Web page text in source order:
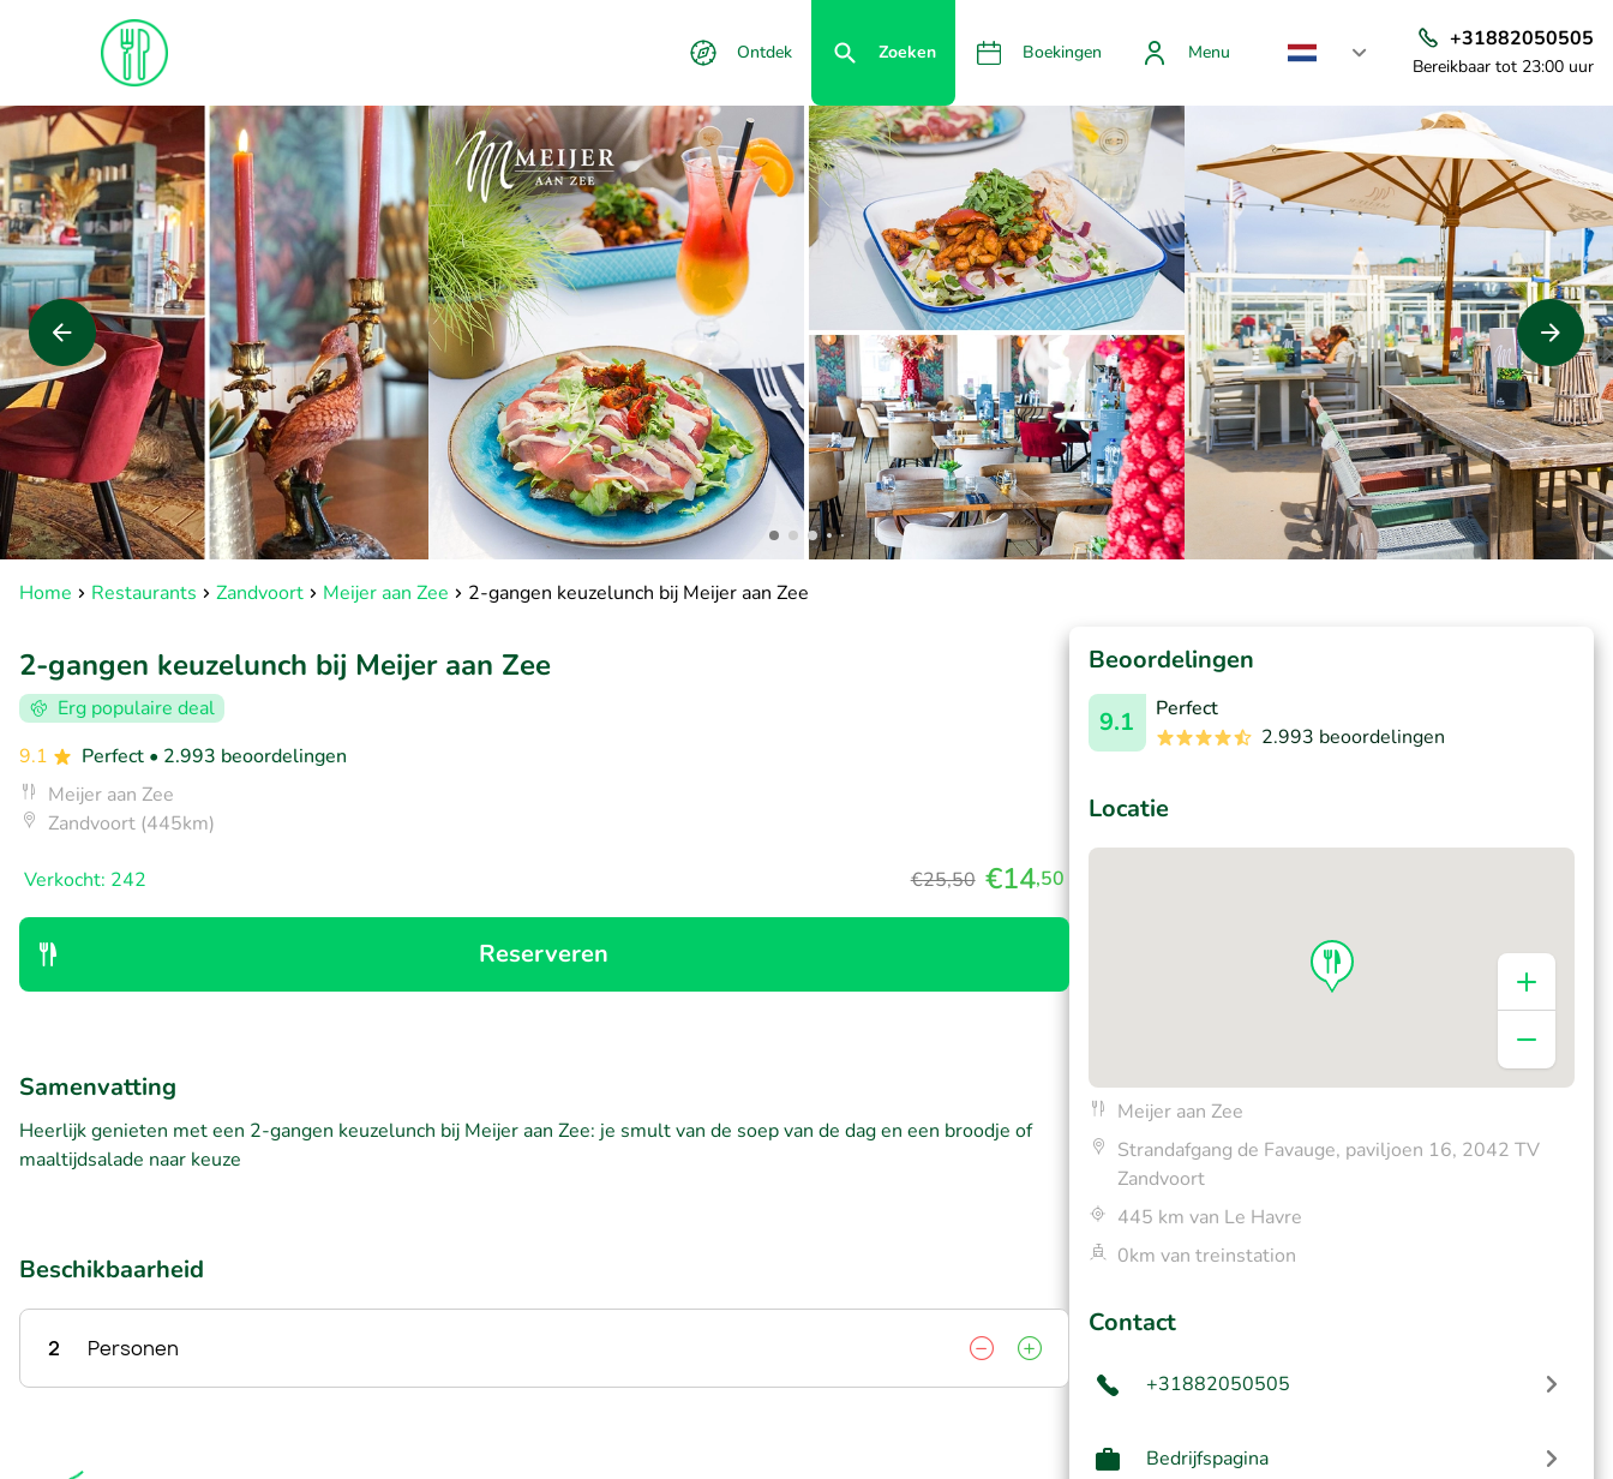
Ontdek Zoeken Boekingen Menu
+31882050505
Bereikbaar tot 23:00 uur
Home Restaurants Zandvoort Meijer aan Zee 2-gangen keuzelunch bij Meijer aan Zee
2-gangen keuzelunch bij Meijer aan Zee
Erg populaire deal
9.1
Perfect • 2.993 beoordelingen
Meijer aan Zee
Zandvoort (445km)
Verkocht: 242 €25,50 €14,50
Reserveren
Samenvatting
Heerlijk genieten met een 2-gangen keuzelunch bij Meijer aan Zee: je smult van de soep van de dag en een broodje of
maaltijdsalade naar keuze
Beschikbaarheid
2 Personen
Beoordelingen
9.1
Perfect
2.993 beoordelingen
Locatie
Meijer aan Zee
Strandafgang de Favauge, paviljoen 16, 2042 TV
Zandvoort
445 km van Le Havre
0km van treinstation
Contact
+31882050505
Bedrijfspagina